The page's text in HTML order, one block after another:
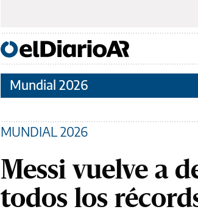
Mundial 2026
MUNDIAL 2026
Messi vuelve a
todos los